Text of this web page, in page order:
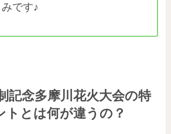
です♪
記念多摩川花火大会の特
トとは何が違うの？